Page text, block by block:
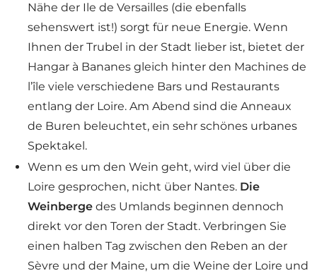
Nähe der Ile de Versailles (die ebenfalls
sehenswert ist!) sorgt für neue Energie. Wenn
Ihnen der Trubel in der Stadt lieber ist, bietet der
Hangar à Bananes gleich hinter den Machines de
l’île viele verschiedene Bars und Restaurants
entlang der Loire. Am Abend sind die Anneaux
de Buren beleuchtet, ein sehr schönes urbanes
Spektakel.
Wenn es um den Wein geht, wird viel über die
Loire gesprochen, nicht über Nantes. Die
Weinberge des Umlands beginnen dennoch
direkt vor den Toren der Stadt. Verbringen Sie
einen halben Tag zwischen den Reben an der
Sèvre und der Maine, um die Weine der Loire und